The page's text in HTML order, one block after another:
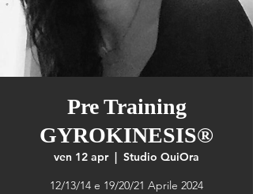
Pre Training
GYROKINESIS®
ven 12 apr
  |
Studio QuiOra
12/13/14 e 19/20/21 Aprile 2024